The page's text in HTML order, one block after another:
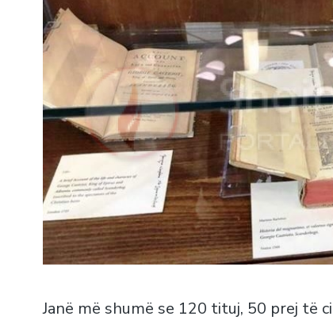
Janë më shumë se 120 tituj, 50 prej të